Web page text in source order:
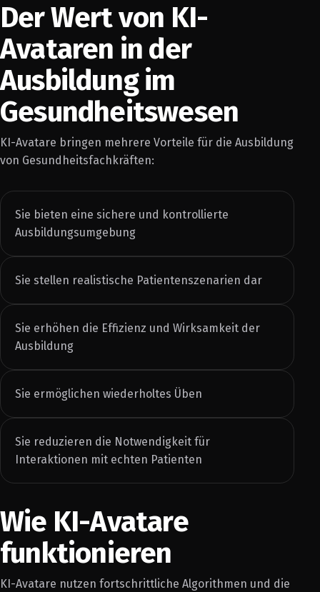
Der Wert von KI-
Avataren in der
Ausbildung im
Gesundheitswesen
KI-Avatare bringen mehrere Vorteile für die Ausbildung
von Gesundheitsfachkräften:
Sie bieten eine sichere und kontrollierte
Ausbildungsumgebung
Sie stellen realistische Patientenszenarien dar
Sie erhöhen die Effizienz und Wirksamkeit der
Ausbildung
Sie ermöglichen wiederholtes Üben
Sie reduzieren die Notwendigkeit für
Interaktionen mit echten Patienten
Wie KI-Avatare
funktionieren
KI-Avatare nutzen fortschrittliche Algorithmen und die